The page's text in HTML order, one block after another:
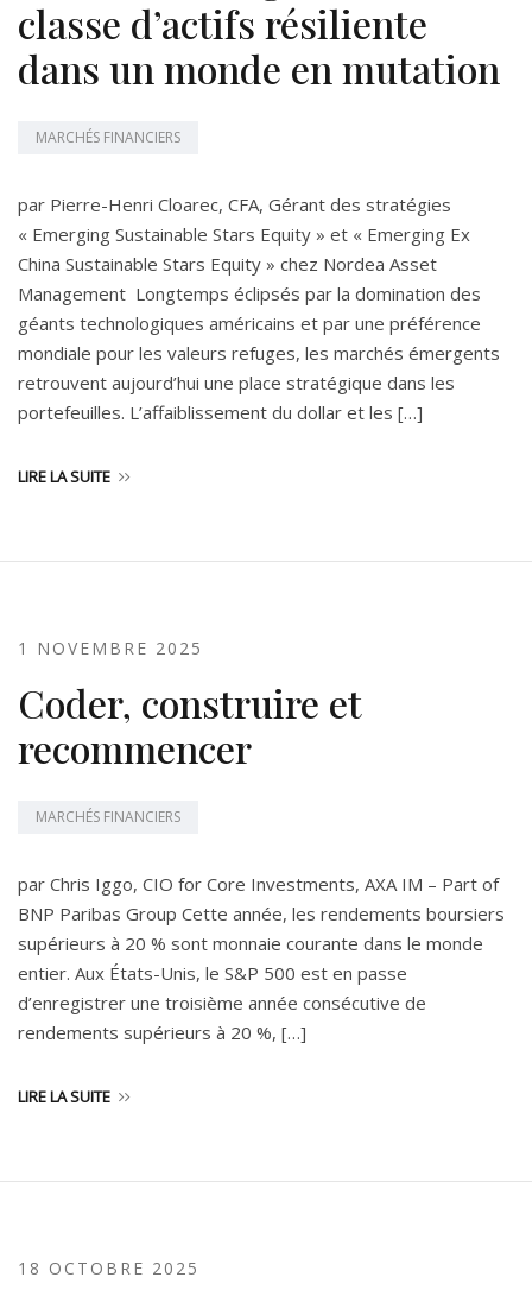
classe d’actifs résiliente
dans un monde en mutation
MARCHÉS FINANCIERS
par Pierre-Henri Cloarec, CFA, Gérant des stratégies
« Emerging Sustainable Stars Equity » et « Emerging Ex
China Sustainable Stars Equity » chez Nordea Asset
Management Longtemps éclipsés par la domination des
géants technologiques américains et par une préférence
mondiale pour les valeurs refuges, les marchés émergents
retrouvent aujourd’hui une place stratégique dans les
portefeuilles. L’affaiblissement du dollar et les […]
LIRE LA SUITE
1 NOVEMBRE 2025
Coder, construire et
recommencer
MARCHÉS FINANCIERS
par Chris Iggo, CIO for Core Investments, AXA IM – Part of
BNP Paribas Group Cette année, les rendements boursiers
supérieurs à 20 % sont monnaie courante dans le monde
entier. Aux États-Unis, le S&P 500 est en passe
d’enregistrer une troisième année consécutive de
rendements supérieurs à 20 %, […]
LIRE LA SUITE
18 OCTOBRE 2025